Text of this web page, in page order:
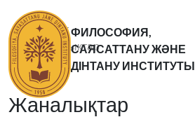
ФИЛОСОФИЯ,
САЯСАТТАНУ ЖӘНЕ
ДІНТАНУ ИНСТИТУТЫ
Басты бет
Жаналықтар
Статьи
Жаналықтар